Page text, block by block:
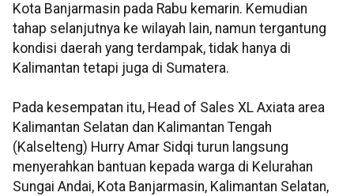
Kota Banjarmasin pada Rabu kemarin. Kemudian
tahap selanjutnya ke wilayah lain, namun tergantung
kondisi daerah yang terdampak, tidak hanya di
Kalimantan tetapi juga di Sumatera.
Pada kesempatan itu, Head of Sales XL Axiata area
Kalimantan Selatan dan Kalimantan Tengah
(Kalselteng) Hurry Amar Sidqi turun langsung
menyerahkan bantuan kepada warga di Kelurahan
Sungai Andai, Kota Banjarmasin, Kalimantan Selatan,